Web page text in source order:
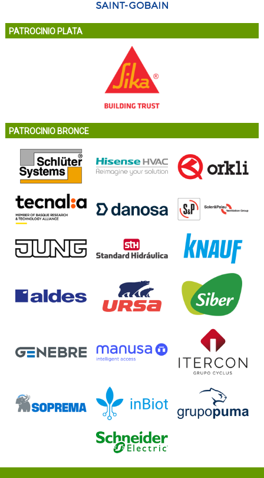
PATROCINIO PLATA
PATROCINIO BRONCE